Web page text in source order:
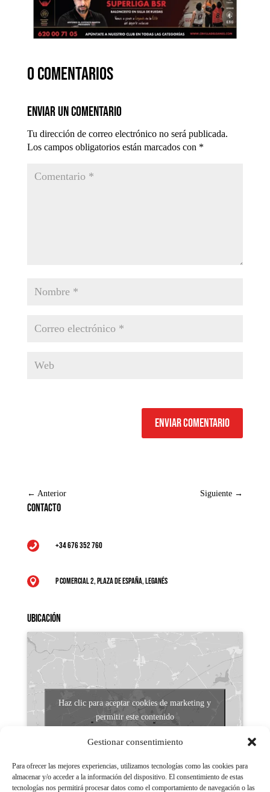
Gestionar consentimiento
Para ofrecer las mejores experiencias, utilizamos tecnologías como las cookies para
almacenar y/o acceder a la información del dispositivo. El consentimiento de estas
tecnologías nos permitirá procesar datos como el comportamiento de navegación o las
0 comentarios
Enviar un comentario
Tu dirección de correo electrónico no será publicada.
Los campos obligatorios están marcados con *
Enviar comentario
← Anterior Siguiente →
Contacto
 +34 676 352 760
 P Comercial 2, Plaza de España, Leganés
Ubicación
Haz clic para aceptar cookies de marketing y
permitir este contenido